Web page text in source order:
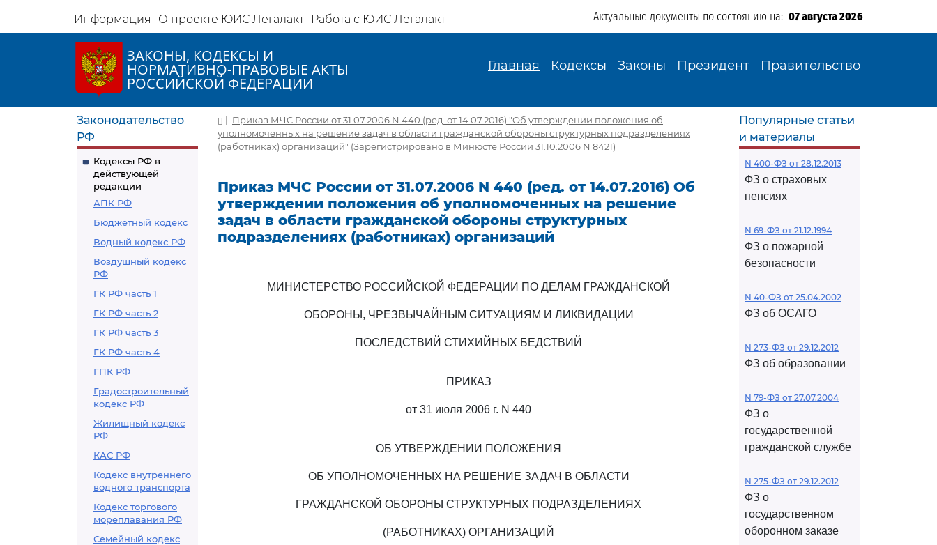
Информация О проекте ЮИС Легалакт Работа с ЮИС Легалакт Актуальные документы по состоянию на: 07 августа 2026
ЗАКОНЫ, КОДЕКСЫ И
НОРМАТИВНО-ПРАВОВЫЕ АКТЫ
РОССИЙСКОЙ ФЕДЕРАЦИИ
Главная Кодексы Законы Президент Правительство
Законодательство
РФ
Кодексы РФ в
действующей
редакции
АПК РФ
Бюджетный кодекс
Водный кодекс РФ
Воздушный кодекс
РФ
ГК РФ часть 1
ГК РФ часть 2
ГК РФ часть 3
ГК РФ часть 4
ГПК РФ
Градостроительный
кодекс РФ
Жилищный кодекс
РФ
КАС РФ
Кодекс внутреннего
водного транспорта
Кодекс торгового
мореплавания РФ
Семейный кодекс
| Приказ МЧС России от 31.07.2006 N 440 (ред. от 14.07.2016) "Об утверждении положения об
уполномоченных на решение задач в области гражданской обороны структурных подразделениях
(работниках) организаций" (Зарегистрировано в Минюсте России 31.10.2006 N 8421)
Приказ МЧС России от 31.07.2006 N 440 (ред. от 14.07.2016) Об
утверждении положения об уполномоченных на решение
задач в области гражданской обороны структурных
подразделениях (работниках) организаций
МИНИСТЕРСТВО РОССИЙСКОЙ ФЕДЕРАЦИИ ПО ДЕЛАМ ГРАЖДАНСКОЙ
ОБОРОНЫ, ЧРЕЗВЫЧАЙНЫМ СИТУАЦИЯМ И ЛИКВИДАЦИИ
ПОСЛЕДСТВИЙ СТИХИЙНЫХ БЕДСТВИЙ
ПРИКАЗ
от 31 июля 2006 г. N 440
ОБ УТВЕРЖДЕНИИ ПОЛОЖЕНИЯ
ОБ УПОЛНОМОЧЕННЫХ НА РЕШЕНИЕ ЗАДАЧ В ОБЛАСТИ
ГРАЖДАНСКОЙ ОБОРОНЫ СТРУКТУРНЫХ ПОДРАЗДЕЛЕНИЯХ
(РАБОТНИКАХ) ОРГАНИЗАЦИЙ
Популярные статьи
и материалы
N 400-ФЗ от 28.12.2013
ФЗ о страховых
пенсиях
N 69-ФЗ от 21.12.1994
ФЗ о пожарной
безопасности
N 40-ФЗ от 25.04.2002
ФЗ об ОСАГО
N 273-ФЗ от 29.12.2012
ФЗ об образовании
N 79-ФЗ от 27.07.2004
ФЗ о
государственной
гражданской службе
N 275-ФЗ от 29.12.2012
ФЗ о
государственном
оборонном заказе